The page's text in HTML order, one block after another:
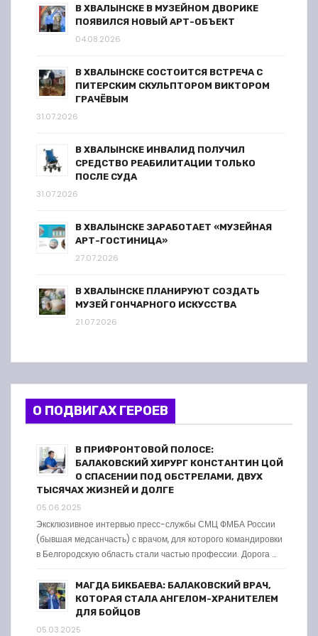
В ХВАЛЫНСКЕ В МУЗЕЙНОМ ДВОРИКЕ
ПОЯВИЛСЯ НОВЫЙ АРТ-ОБЪЕКТ
04.08.2026
В ХВАЛЫНСКЕ СОСТОИТСЯ ВСТРЕЧА С
ПИТЕРСКИМ СКУЛЬПТОРОМ ВИКТОРОМ
ГРАЧЁВЫМ
31.07.2026
В ХВАЛЫНСКЕ ИНВАЛИД ПОЛУЧИЛ
СРЕДСТВО РЕАБИЛИТАЦИИ ТОЛЬКО
ПОСЛЕ СУДА
31.07.2026
В ХВАЛЫНСКЕ ЗАРАБОТАЕТ «МУЗЕЙНАЯ
АРТ-ГОСТИНИЦА»
27.07.2026
В ХВАЛЫНСКЕ ПЛАНИРУЮТ СОЗДАТЬ
МУЗЕЙ ГОНЧАРНОГО ИСКУССТВА
21.07.2026
О ПОДВИГАХ ГЕРОЕВ
В ПРИФРОНТОВОЙ ПОЛОСЕ:
БАЛАКОВСКИЙ ХИРУРГ КОНСТАНТИН ЦОЙ
О СПАСЕНИИ ПОД ОБСТРЕЛАМИ, ДВУХ
ТЫСЯЧАХ ЖИЗНЕЙ И ДОЛГЕ
05.06.2025
Эксклюзивное интервью пресс-службы СМЦ ФМБА России
(бывшая медсанчасть) с врачом, для которого командировки
в Белгородскую область стали частью профессии. Дорога …
МАГДА БИКБАЕВА: БАЛАКОВСКИЙ ВРАЧ,
КОТОРАЯ СТАЛА АНГЕЛОМ-ХРАНИТЕЛЕМ
ДЛЯ БОЙЦОВ
05.03.2025